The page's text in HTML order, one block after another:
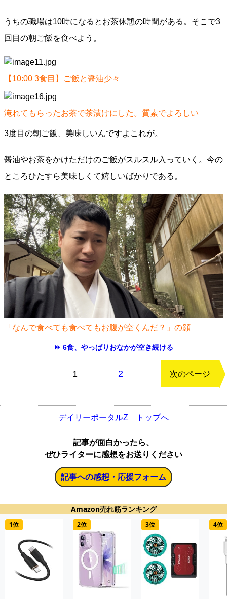
うちの職場は10時になるとお茶休憩の時間がある。そこで3
回目の朝ご飯を食べよう。
【10:00 3食目】ご飯と醤油少々
淹れてもらったお茶で茶漬けにした。質素でよろしい
3度目の朝ご飯、美味しいんですよこれが。
醤油やお茶をかけただけのご飯がスルスル入っていく。今の
ところひたすら美味しくて嬉しいばかりである。
「なんで食べても食べてもお腹が空くんだ？」の顔
⏩ 6食、やっぱりおなかが空き続ける
1 2 次のページ
デイリーポータルZ トップへ
記事が面白かったら、
ぜひライターに感想をお送りください
記事への感想・応援フォーム
Amazon売れ筋ランキング
1位 2位 3位 4位